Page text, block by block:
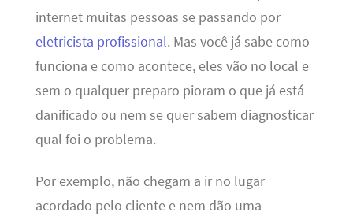
internet muitas pessoas se passando por
eletricista profissional. Mas você já sabe como
funciona e como acontece, eles vão no local e
sem o qualquer preparo pioram o que já está
danificado ou nem se quer sabem diagnosticar
qual foi o problema.
Por exemplo, não chegam a ir no lugar
acordado pelo cliente e nem dão uma